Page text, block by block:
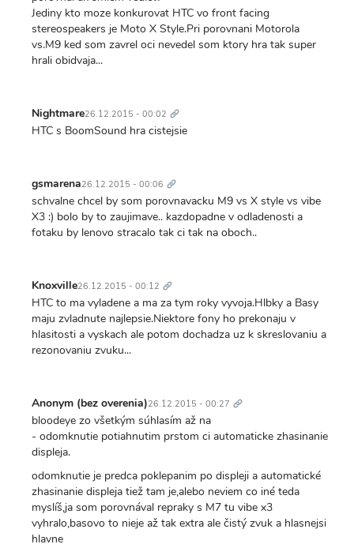
Jediny kto moze konkurovat HTC vo front facing
stereospeakers je Moto X Style.Pri porovnani Motorola
vs.M9 ked som zavrel oci nevedel som ktory hra tak super
hrali obidvaja...
Nightmare26.12.2015 - 00:02 odkaz
HTC s BoomSound hra cistejsie
gsmarena26.12.2015 - 00:06 odkaz
schvalne chcel by som porovnavacku M9 vs X style vs vibe
X3 :) bolo by to zaujimave.. kazdopadne v odladenosti a
fotaku by lenovo stracalo tak ci tak na oboch..
Knoxville26.12.2015 - 00:12 odkaz
HTC to ma vyladene a ma za tym roky vyvoja.Hlbky a Basy
maju zvladnute najlepsie.Niektore fony ho prekonaju v
hlasitosti a vyskach ale potom dochadza uz k skreslovaniu a
rezonovaniu zvuku...
Anonym (bez overenia)26.12.2015 - 00:27 odkaz
bloodeye zo všetkým súhlasím až na
- odomknutie potiahnutim prstom ci automaticke zhasinanie
displeja.
odomknutie je predca poklepanim po displeji a automatické
zhasinanie displeja tiež tam je,alebo neviem co iné teda
myslíš,ja som porovnával repraky s M7 tu vibe x3
vyhralo,basovo to nieje až tak extra ale čistý zvuk a hlasnejsi
hlavne